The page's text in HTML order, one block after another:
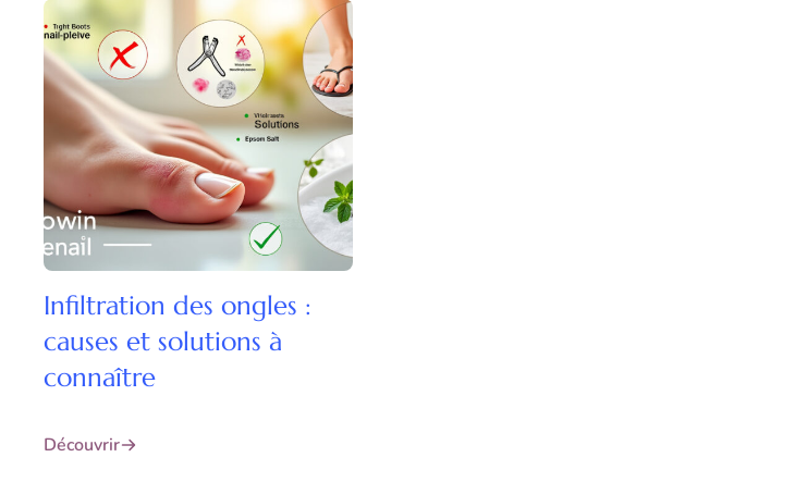
Infiltration des ongles :
causes et solutions à
connaître
Découvrir